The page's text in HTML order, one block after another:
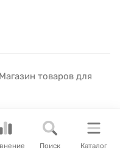
Поиск Каталог
товаров для